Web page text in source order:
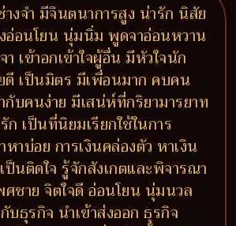
งจำ มีจินตนาการสูง น่ารัก นิสัย
อ่อนโยน นุ่มนิ่ม พูดจาอ่อนหวาน
า เข้าอกเข้าใจผู้อื่น มีหัวใจนัก
ดี เป็นมิตร มีเพื่อนมาก คบคน
กับคนง่าย มีเสน่ห์ที่กริยามารยาท
เป็นที่นิยมเรียกใช้ในการ
าบ่อย การเงินคล่องตัว หาเงิน
ป็นติดใจ รู้จักสังเกตและพิจารณา
ชาย จิตใจดี อ่อนโยน นุ่มนวล
บธุรกิจ นำเข้าส่งออก ธุรกิจ